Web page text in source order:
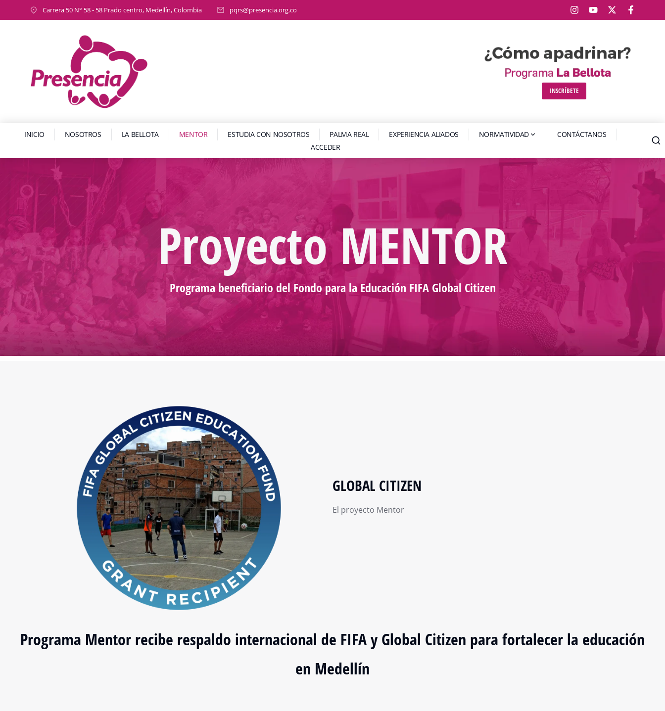
Carrera 50 N° 58 - 58 Prado centro, Medellín, Colombia pqrs@presencia.org.co
INSCRÍBETE
INICIO NOSOTROS LA BELLOTA MENTOR ESTUDIA CON NOSOTROS PALMA REAL EXPERIENCIA ALIADOS NORMATIVIDAD
CONTÁCTANOS
ACCEDER
Proyecto MENTOR
Programa beneficiario del Fondo para la Educación FIFA Global Citizen
GLOBAL CITIZEN
El proyecto Mentor
Programa Mentor recibe respaldo internacional de FIFA y Global Citizen para fortalecer la educación
en Medellín